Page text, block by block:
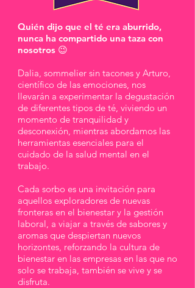
Quién dijo que el té era aburrido,
nunca ha compartido una taza con
nosotros 😉
Dalia, sommelier sin tacones y Arturo,
científico de las emociones, nos
llevarán a experimentar la degustación
de diferentes tipos de té, viviendo un
momento de tranquilidad y
desconexión, mientras abordamos las
herramientas esenciales para el
cuidado de la salud mental en el
trabajo.
Cada sorbo es una invitación para
aquellos exploradores de nuevas
fronteras en el bienestar y la gestión
laboral, a viajar a través de sabores y
aromas que despiertan nuevos
horizontes, reforzando la cultura de
bienestar en las empresas en las que no
solo se trabaja, también se vive y se
disfruta.